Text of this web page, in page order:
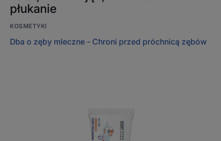
płukanie
KOSMETYKI
Dba o zęby mleczne - Chroni przed próchnicą zębów